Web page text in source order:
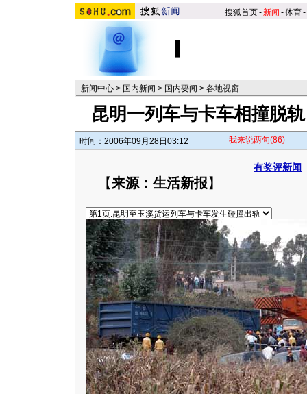
搜狐首页-新闻 -体育-
新闻中心 > 国内新闻 > 国内要闻 > 各地视窗
昆明一列车与卡车相撞脱
时间：2006年09月28日03:12 我来说两句(86)
有奖评新闻
【来源：生活新报】